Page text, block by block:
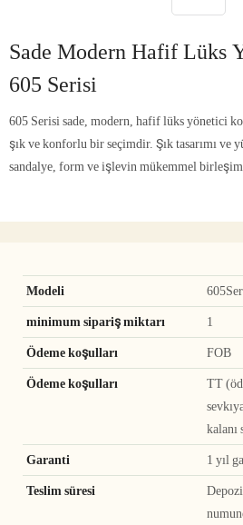
Sade Modern Hafif Lüks
605 Serisi
605 Serisi sade, modern, hafif lüks yönetici
şık ve konforlu bir seçimdir. Şık tasarımı ve
sandalye, form ve işlevin mükemmel
Modeli
minimum sipariş miktarı 1
Ödeme koşulları FOB
Ödeme koşulları
TT
kalanı
Garanti 1 yıl
Teslim süresi